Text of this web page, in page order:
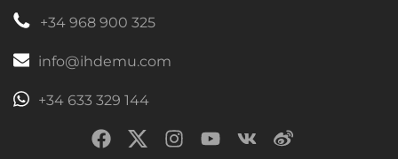
+34 968 900 325
info@ihdemu.com
+34 633 329 144